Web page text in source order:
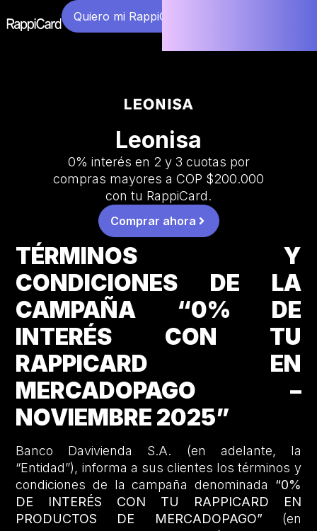
Quiero mi RappiCard
Leonisa
0% interés en 2 y 3 cuotas por
compras mayores a COP $200.000
con tu RappiCard.
Comprar ahora
TÉRMINOS Y
CONDICIONES DE LA
CAMPAÑA “0% DE
INTERÉS CON TU
RAPPICARD EN
MERCADOPAGO –
NOVIEMBRE 2025”
Banco Davivienda S.A. (en adelante, la
“Entidad”), informa a sus clientes los términos y
condiciones de la campaña denominada “0%
DE INTERÉS CON TU RAPPICARD EN
PRODUCTOS DE MERCADOPAGO” (en